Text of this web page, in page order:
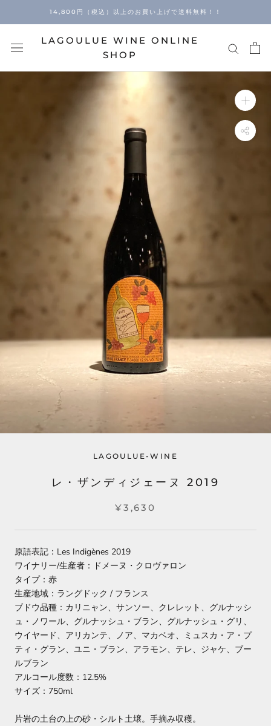
14,800円（税込）以上のお買い上げで送料無料！！
LAGOULUE WINE ONLINE
SHOP
LAGOULUE-WINE
レ・ザンディジェーヌ 2019
¥3,630
原語表記：Les Indigènes 2019
ワイナリー/生産者： ドメーヌ・クロヴァロン
タイプ：赤
生産地域：ラングドック / フランス
ブドウ品種： カリニャン、サンソー、クレレット、グルナッシ
ュ・ノワール、グルナッシュ・ブラン、グルナッシュ・グリ、
ウイヤード、アリカンテ、ノア、マカベオ、ミュスカ・ア・プ
ティ・グラン、ユニ・ブラン、アラモン、テレ、ジャケ、ブー
ルブラン
アルコール度数：12.5%
サイズ：750ml
片岩の土台の上の砂・シルト土壌。手摘み収穫。